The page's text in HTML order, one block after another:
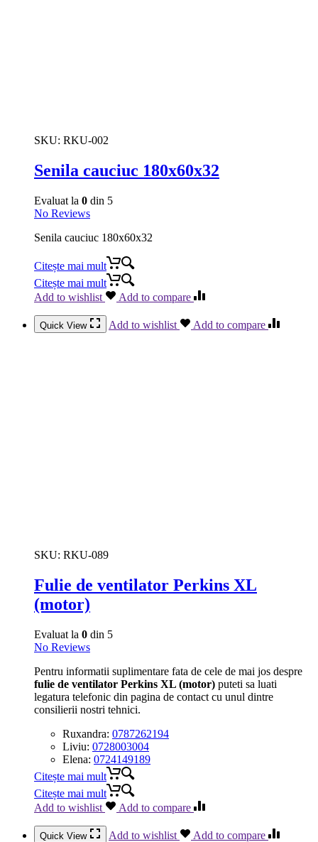
SKU: RKU-002
Senila cauciuc 180x60x32
Evaluat la 0 din 5
No Reviews
Senila cauciuc 180x60x32
Citește mai mult
Citește mai mult
Add to wishlist
Add to compare
Quick View Add to wishlist Add to compare
SKU: RKU-089
Fulie de ventilator Perkins XL
(motor)
Evaluat la 0 din 5
No Reviews
Pentru informatii suplimentare fata de cele de mai jos despre
fulie de ventilator Perkins XL (motor) puteti sa luati
legatura telefonic din pagina de contact cu unul dintre
consilierii nostri tehnici.
Ruxandra: 0787262194
Liviu: 0728003004
Elena: 0724149189
Citește mai mult
Citește mai mult
Add to wishlist
Add to compare
Quick View Add to wishlist Add to compare